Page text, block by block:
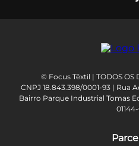
© Focus Têxtil | TODOS OS
CNPJ 18.843.398/0001-93 | Rua
Bairro Parque Industrial Tomas